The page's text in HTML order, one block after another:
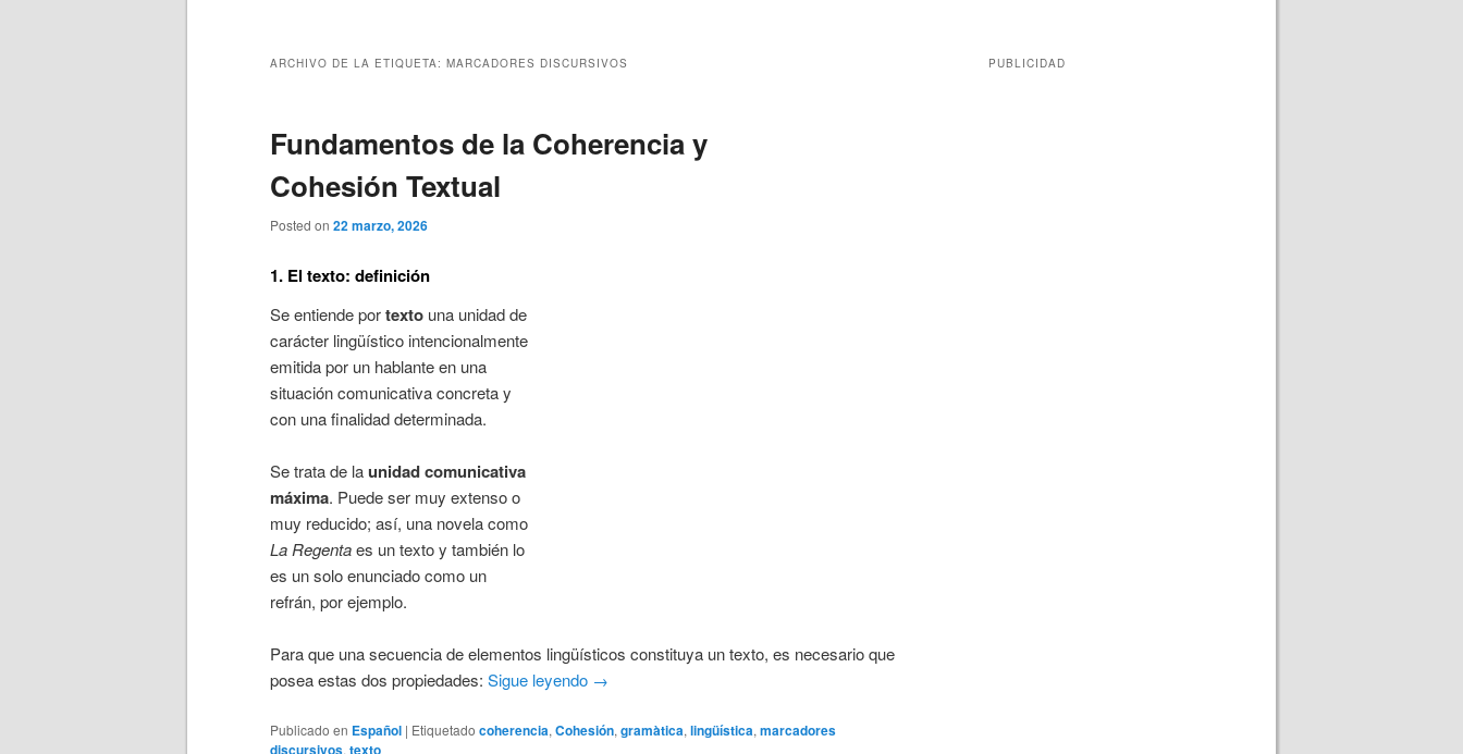
ARCHIVO DE LA ETIQUETA: MARCADORES DISCURSIVOS
Fundamentos de la Coherencia y
Cohesión Textual
Posted on 22 marzo, 2026
1. El texto: definición
Se entiende portexto una unidad de
carácter lingüístico intencionalmente
emitida por un hablante en una
situación comunicativa concreta y
con una finalidad determinada.
Se trata de launidad comunicativa
máxima. Puede ser muy extenso o
muy reducido; así, una novela como
La Regentaes un texto y también lo
es un solo enunciado como un
refrán, por ejemplo.
Para que una secuencia de elementos lingüísticos constituya un texto, es necesario que
posea estas dos propiedades: Sigue leyendo →
Publicado en Español | Etiquetado coherencia, Cohesión, gramàtica, lingüística, marcadores
discursivos, texto
PUBLICIDAD